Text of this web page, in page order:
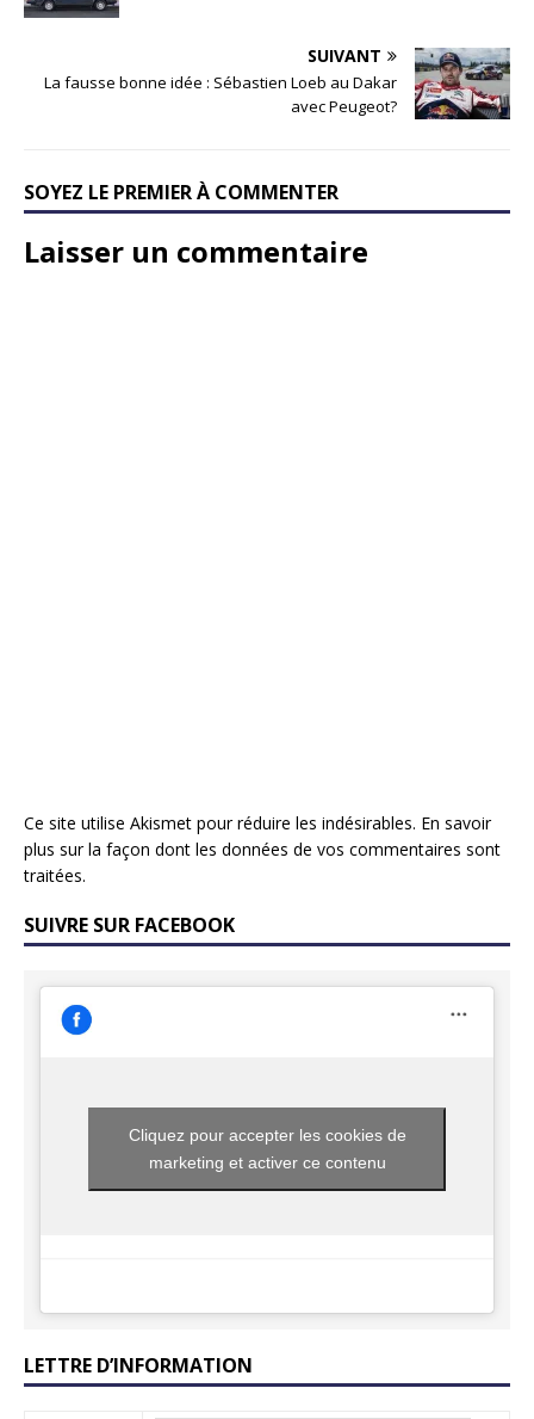
SUIVANT
La fausse bonne idée : Sébastien Loeb au Dakar
avec Peugeot?
SOYEZ LE PREMIER À COMMENTER
Laisser un commentaire
Ce site utilise Akismet pour réduire les indésirables. En savoir
plus sur la façon dont les données de vos commentaires sont
traitées.
SUIVRE SUR FACEBOOK
Cliquez pour accepter les cookies de
marketing et activer ce contenu
LETTRE D’INFORMATION